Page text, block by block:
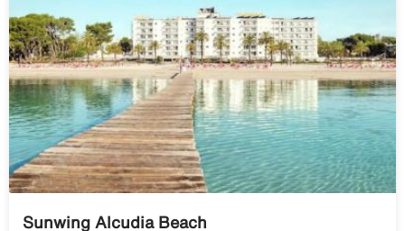
Sunwing Alcudia Beach